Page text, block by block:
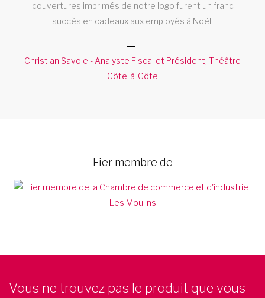
couvertures imprimés de notre logo furent un franc
succès en cadeaux aux employés à Noël.
Christian Savoie - Analyste Fiscal et Président, Théâtre
Côte-à-Côte
Fier membre de
Vous ne trouvez pas le produit que vous